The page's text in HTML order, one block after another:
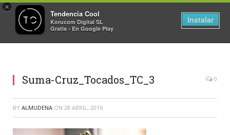
×
Tendencia Cool
Korucom Digital SL
Gratis - En Google Play
Instalar
Suma-Cruz_Tocados_TC_3 0
BY ALMUDENA ON 28 ABRIL, 2016